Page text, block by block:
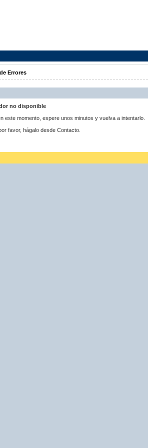
Errores
no disponible
este momento, espere unos minutos y vuelva a intentarlo.
favor, hágalo desde Contacto.